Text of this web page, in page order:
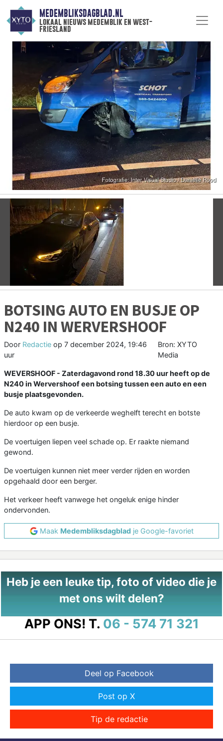
MEDEMBLIKSDAGBLAD.NL
lokaal nieuws medemblik en west-
friesland
BOTSING AUTO EN BUSJE OP
N240 IN WERVERSHOOF
Door Redactie op 7 december 2024, 19:46
uur
Bron: XYTO
Media
WEVERSHOOF - Zaterdagavond rond 18.30 uur heeft op de
N240 in Wervershoof een botsing tussen een auto en een
busje plaatsgevonden.
De auto kwam op de verkeerde weghelft terecht en botste
hierdoor op een busje.
De voertuigen liepen veel schade op. Er raakte niemand
gewond.
De voertuigen kunnen niet meer verder rijden en worden
opgehaald door een berger.
Het verkeer heeft vanwege het ongeluk enige hinder
ondervonden.
Maak Medembliksdagbladje Google-favoriet
Heb je een leuke tip, foto of video die je
met ons wilt delen?
APP ONS! T. 06 - 574 71 321
Deel op Facebook
Post op X
Tip de redactie